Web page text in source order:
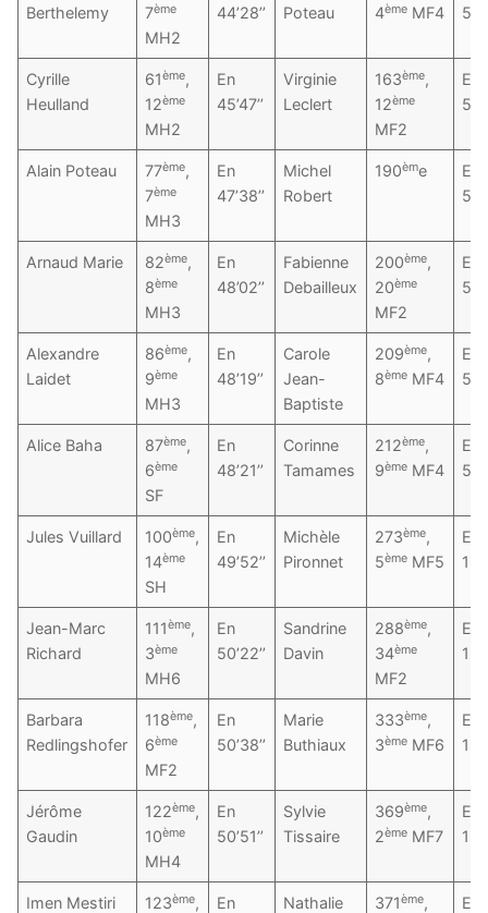
Berthelemy
7ème
MH2
44’28’’
Poteau
4ème MF4
Cyrille
Heulland
61ème,
12ème
MH2
En
45’47’’
Virginie
Leclert
163ème,
12ème
MF2
En
Alain Poteau 77ème,
7ème
MH3
En
47’38’’
Michel
Robert
190ème
En
Arnaud Marie 82ème,
8ème
MH3
En
48’02’’
Fabienne
Debailleux
200ème,
20ème
MF2
En
Alexandre
Laidet
86ème,
9ème
MH3
En
48’19’’
Carole
Jean-
Baptiste
209ème,
8ème MF4
En
Alice Baha 87ème,
6ème
SF
En
48’21’’
Corinne
Tamames
212ème,
9ème MF4
En
Jules Vuillard 100ème,
14ème
SH
En
49’52’’
Michèle
Pironnet
273ème,
5ème MF5
En
Jean-Marc
Richard
111ème,
3ème
MH6
En
50’22’’
Sandrine
Davin
288ème,
34ème
MF2
En
Barbara
Redlingshofer
118ème,
6ème
MF2
En
50’38’’
Marie
Buthiaux
333ème,
3ème MF6
En
Jérôme
Gaudin
122ème,
10ème
MH4
En
50’51’’
Sylvie
Tissaire
369ème,
2ème MF7
En
Imen Mestiri 123ème, En Nathalie 371ème, En